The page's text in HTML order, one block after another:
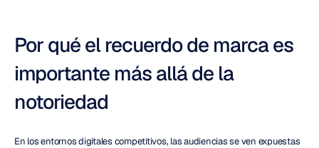
Por qué el recuerdo de marca es
importante más allá de la
notoriedad
En los entornos digitales competitivos, las audiencias se ven expuestas